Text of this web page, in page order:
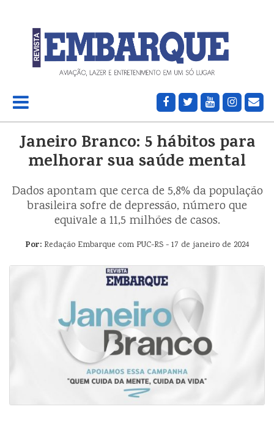
Janeiro Branco: 5 hábitos para
melhorar sua saúde mental
Dados apontam que cerca de 5,8% da população
brasileira sofre de depressão, número que
equivale a 11,5 milhões de casos.
Por: Redação Embarque com PUC-RS - 17 de janeiro de 2024